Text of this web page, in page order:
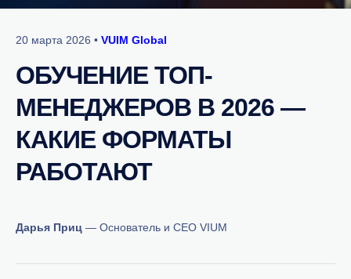
20 марта 2026 • VUIM Global
ОБУЧЕНИЕ ТОП-
МЕНЕДЖЕРОВ В 2026 —
КАКИЕ ФОРМАТЫ
РАБОТАЮТ
Дарья Приц — Основатель и CEO VIUM